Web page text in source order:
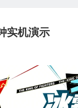
实机演示